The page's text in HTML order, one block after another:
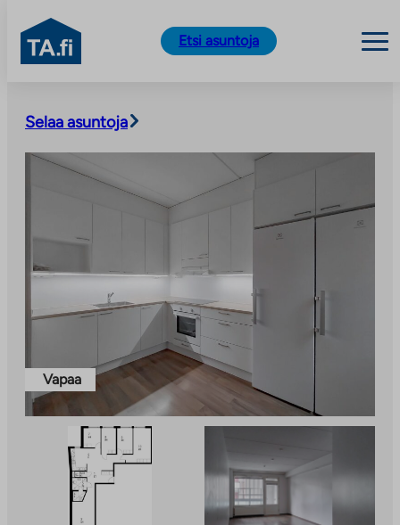
sisältöön
TA.fi
Etsi asuntoja
Selaa asuntoja
Vapaa